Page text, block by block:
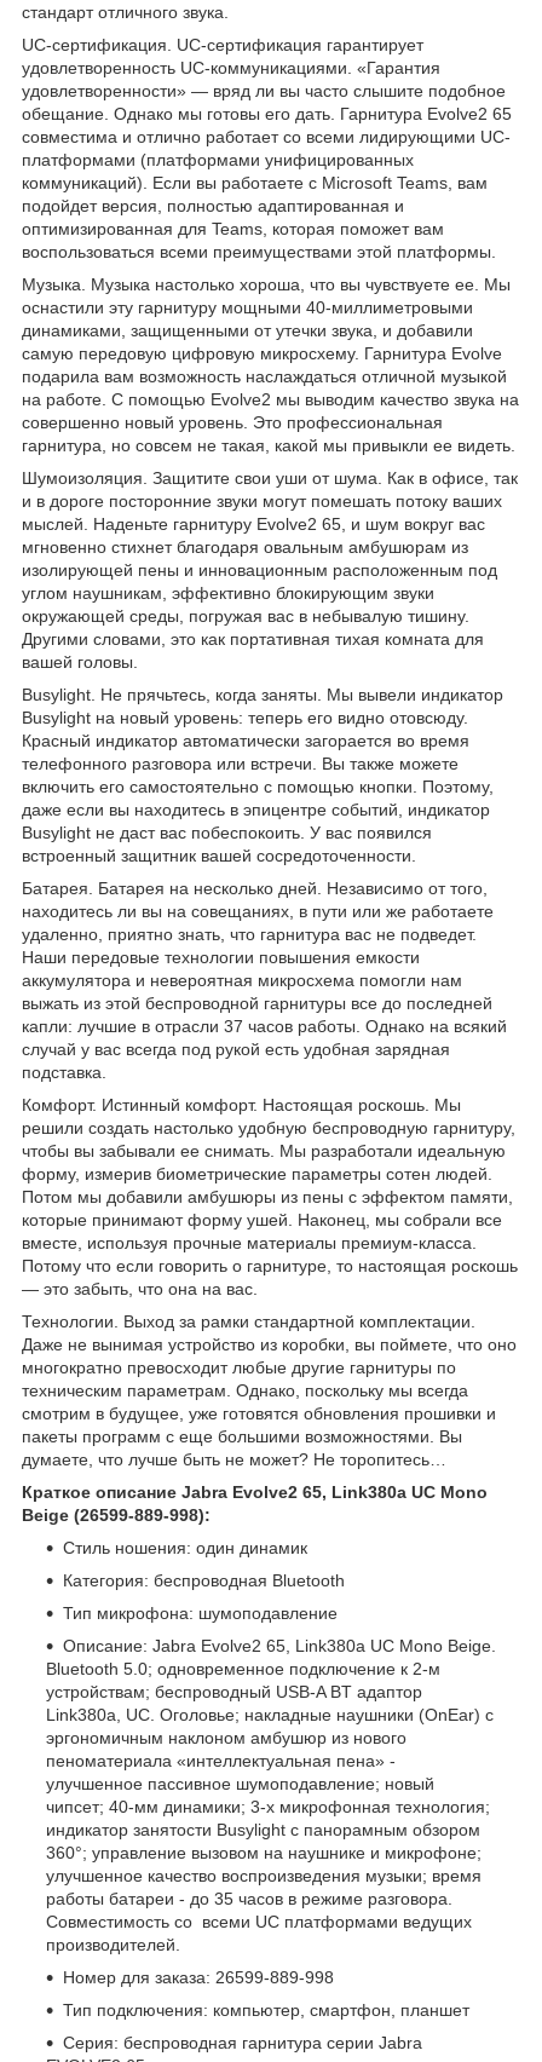
стандарт отличного звука.
UC-сертификация. UС-сертификация гарантирует
удовлетворенность UC-коммуникациями. «Гарантия
удовлетворенности» — вряд ли вы часто слышите подобное
обещание. Однако мы готовы его дать. Гарнитура Evolve2 65
совместима и отлично работает со всеми лидирующими UC-
платформами (платформами унифицированных
коммуникаций). Если вы работаете с Microsoft Teams, вам
подойдет версия, полностью адаптированная и
оптимизированная для Teams, которая поможет вам
воспользоваться всеми преимуществами этой платформы.
Музыка. Музыка настолько хороша, что вы чувствуете ее. Мы
оснастили эту гарнитуру мощными 40-миллиметровыми
динамиками, защищенными от утечки звука, и добавили
самую передовую цифровую микросхему. Гарнитура Evolve
подарила вам возможность наслаждаться отличной музыкой
на работе. С помощью Evolve2 мы выводим качество звука на
совершенно новый уровень. Это профессиональная
гарнитура, но совсем не такая, какой мы привыкли ее видеть.
Шумоизоляция. Защитите свои уши от шума. Как в офисе, так
и в дороге посторонние звуки могут помешать потоку ваших
мыслей. Наденьте гарнитуру Evolve2 65, и шум вокруг вас
мгновенно стихнет благодаря овальным амбушюрам из
изолирующей пены и инновационным расположенным под
углом наушникам, эффективно блокирующим звуки
окружающей среды, погружая вас в небывалую тишину.
Другими словами, это как портативная тихая комната для
вашей головы.
Busylight. Не прячьтесь, когда заняты. Мы вывели индикатор
Busylight на новый уровень: теперь его видно отовсюду.
Красный индикатор автоматически загорается во время
телефонного разговора или встречи. Вы также можете
включить его самостоятельно с помощью кнопки. Поэтому,
даже если вы находитесь в эпицентре событий, индикатор
Busylight не даст вас побеспокоить. У вас появился
встроенный защитник вашей сосредоточенности.
Батарея. Батарея на несколько дней. Независимо от того,
находитесь ли вы на совещаниях, в пути или же работаете
удаленно, приятно знать, что гарнитура вас не подведет.
Наши передовые технологии повышения емкости
аккумулятора и невероятная микросхема помогли нам
выжать из этой беспроводной гарнитуры все до последней
капли: лучшие в отрасли 37 часов работы. Однако на всякий
случай у вас всегда под рукой есть удобная зарядная
подставка.
Комфорт. Истинный комфорт. Настоящая роскошь. Мы
решили создать настолько удобную беспроводную гарнитуру,
чтобы вы забывали ее снимать. Мы разработали идеальную
форму, измерив биометрические параметры сотен людей.
Потом мы добавили амбушюры из пены с эффектом памяти,
которые принимают форму ушей. Наконец, мы собрали все
вместе, используя прочные материалы премиум-класса.
Потому что если говорить о гарнитуре, то настоящая роскошь
— это забыть, что она на вас.
Технологии. Выход за рамки стандартной комплектации.
Даже не вынимая устройство из коробки, вы поймете, что оно
многократно превосходит любые другие гарнитуры по
техническим параметрам. Однако, поскольку мы всегда
смотрим в будущее, уже готовятся обновления прошивки и
пакеты программ с еще большими возможностями. Вы
думаете, что лучше быть не может? Не торопитесь…
Краткое описание Jabra Evolve2 65, Link380a UC Mono
Beige (26599-889-998):
Стиль ношения: один динамик
Категория: беспроводная Bluetooth
Тип микрофона: шумоподавление
Описание: Jabra Evolve2 65, Link380a UC Mono Beige.
Bluetooth 5.0; одновременное подключение к 2-м
устройствам; беспроводный USB-A BT адаптор
Link380a, UC. Оголовье; накладные наушники (OnEar) c
эргономичным наклоном амбушюр из нового
пеноматериала «интеллектуальная пена» -
улучшенное пассивное шумоподавление; новый
чипсет; 40-мм динамики; 3-х микрофонная технология;
индикатор занятости Busylight с панорамным обзором
360°; управление вызовом на наушнике и микрофоне;
улучшенное качество воспроизведения музыки; время
работы батареи - до 35 часов в режиме разговора.
Совместимость со всеми UC платформами ведущих
производителей.
Номер для заказа: 26599-889-998
Тип подключения: компьютер, смартфон, планшет
Серия: беспроводная гарнитура серии Jabra